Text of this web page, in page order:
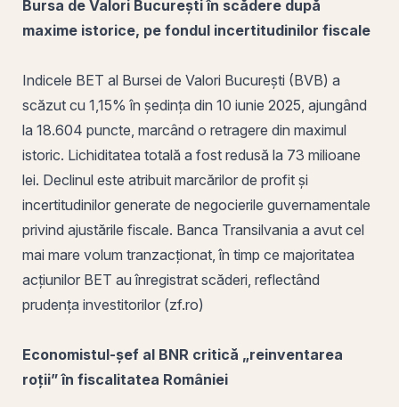
Bursa de Valori București în scădere după
maxime istorice, pe fondul incertitudinilor fiscale
Indicele BET al Bursei de Valori București (BVB) a
scăzut cu 1,15% în ședința din 10 iunie 2025, ajungând
la 18.604 puncte, marcând o retragere din maximul
istoric. Lichiditatea totală a fost redusă la 73 milioane
lei. Declinul este atribuit marcărilor de profit și
incertitudinilor generate de negocierile guvernamentale
privind ajustările fiscale. Banca Transilvania a avut cel
mai mare volum tranzacționat, în timp ce majoritatea
acțiunilor BET au înregistrat scăderi, reflectând
prudența investitorilor (zf.ro)
Economistul-șef al BNR critică „reinventarea
roții” în fiscalitatea României